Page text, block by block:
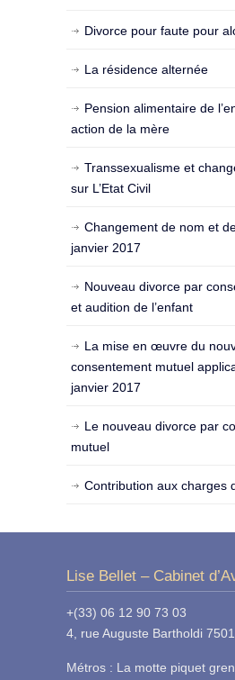
Divorce pour faute pour
La résidence alternée
Pension alimentaire de
action de la mère
Transsexualisme et
sur L’Etat Civil
Changement de nom et
janvier 2017
Nouveau divorce par
et audition de l’enfant
La mise en œuvre du
consentement mutuel
janvier 2017
Le nouveau divorce par
mutuel
Contribution aux charges
Lise Bellet – Cabinet
+(33) 06 12 90 73 03
4, rue Auguste Bartholdi
Métros : La motte piquet